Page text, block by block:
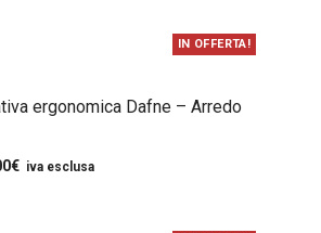
IN OFFERTA!
ergonomica Dafne – Arredo
€ iva esclusa